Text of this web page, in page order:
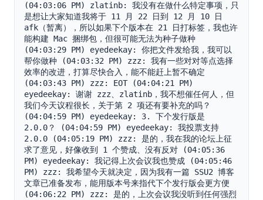
(04:03:06 PM) zlatinb: 我没有在做什么特定事项，只
是想让大家知道我将于 11 月 22 日到 12 月 10 日
afk（暂离），所以如果下个版本在 21 日打标签，我也许
能构建 Mac 捆绑包，但很可能无法为种子做种
(04:03:29 PM) eyedeekay: 你把文件发给我，我可以
帮你做种 (04:03:32 PM) zzz: 我有一些对对等点选择
效率的改进，打算尽快合入，能不能赶上暂不确定
(04:03:43 PM) zzz: EOT (04:04:21 PM)
eyedeekay: 谢谢 zzz、zlatinb，我不想催任何人，但
我们今天议程很长，关于第 2 项还有要补充的吗？
(04:04:59 PM) eyedeekay: 3. 下个发行版是
2.0.0？ (04:04:59 PM) eyedeekay: 我投票支持
2.0.0 (04:05:19 PM) zzz: 是的，我在我的论坛上征
求了意见，好像收到 1 个赞成、没有反对 (04:05:36
PM) eyedeekay: 我记得上次会议我也赞成 (04:05:46
PM) zzz: 我希望今天就决定，因为我有一篇 SSU2 博客
文章已准备发布，能用版本号来指代下个发行版会更方便
(04:06:22 PM) zzz: 是的，上次会议我没听到任何强烈